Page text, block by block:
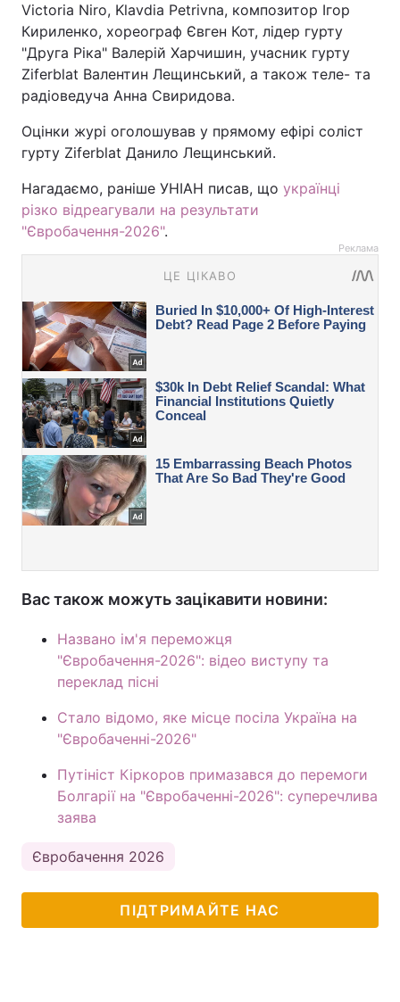
Victoria Niro, Klavdia Petrivna, композитор Ігор
Кириленко, хореограф Євген Кот, лідер гурту
"Друга Ріка" Валерій Харчишин, учасник гурту
Ziferblat Валентин Лещинський, а також теле- та
радіоведуча Анна Свиридова.
Оцінки журі оголошував у прямому ефірі соліст
гурту Ziferblat Данило Лещинський.
Нагадаємо, раніше УНІАН писав, що українці
різко відреагували на результати
"Євробачення-2026".
Реклама
Вас також можуть зацікавити новини:
Названо ім'я переможця
"Євробачення-2026": відео виступу та
переклад пісні
Стало відомо, яке місце посіла Україна на
"Євробаченні-2026"
Путініст Кіркоров примазався до перемоги
Болгарії на "Євробаченні-2026": суперечлива
заява
Євробачення 2026
ПІДТРИМАЙТЕ НАС